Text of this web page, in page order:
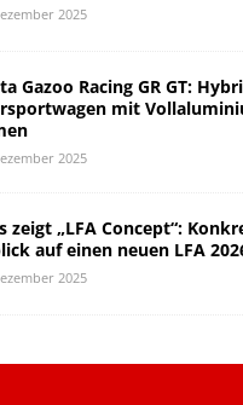
2025
Gazoo Racing GR GT:
mit
2025
zeigt „LFA Concept“:
auf einen neuen LFA
2025